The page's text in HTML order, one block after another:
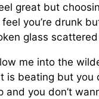
great but
you’re drunk
glass
me into the
is beating but you
and you don’t